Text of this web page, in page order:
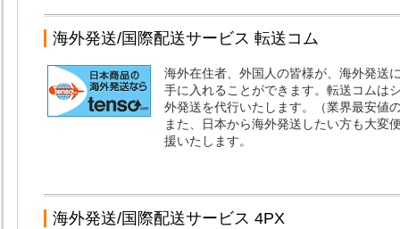
海外発送/国際配送サービス 転送コム
海外在住者、外国人の皆様が、海外発送
手に入れることができます。転送コムは
外発送を代行いたします。（業界最安値
また、日本から海外発送したい方も大変
援いたします。
海外発送/国際配送サービス 4PX